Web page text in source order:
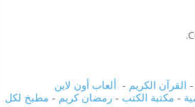
- القرآن الكريم - ألعاب أون لاين
- مكتبة الكتب - رمضان كريم - مطبخ لكل